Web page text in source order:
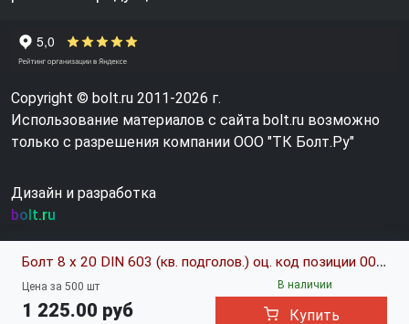
Болт 8 х 20 DIN 603 (кв. подголов.) оц. код позиции 0016849
Цена за 500 шт
1 225.00 руб
В наличии
Купить
Copyright © bolt.ru 2011-2026 г.
Использование материалов с сайта bolt.ru возможно
только с разрешения компании ООО "ТК Болт.Ру"
Дизайн и разработка
bolt.ru